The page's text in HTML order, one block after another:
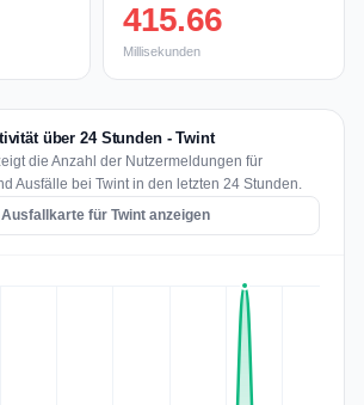
415.66
Millisekunden
über 24 Stunden - Twint
die Anzahl der Nutzermeldungen für
Ausfälle bei Twint in den letzten 24 Stunden.
Ausfallkarte für Twint anzeigen